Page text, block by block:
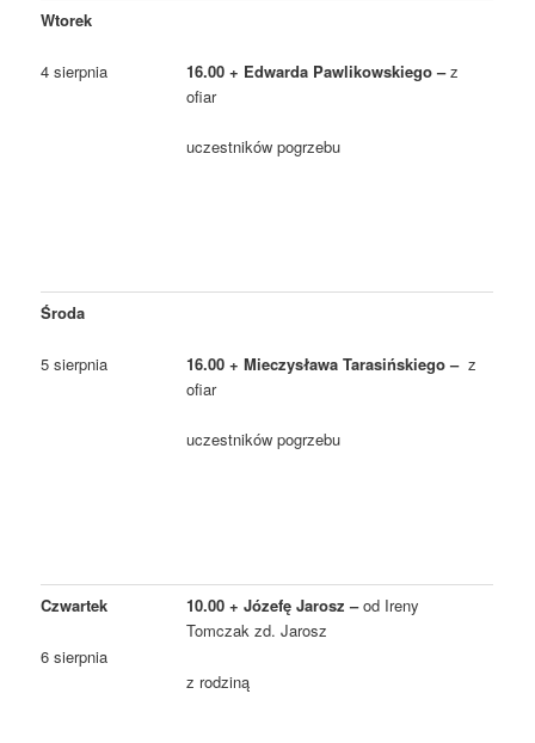
Wtorek
4 sierpnia 16.00 + Edwarda Pawlikowskiego –z
ofiar
uczestników pogrzebu
Środa
5 sierpnia 16.00 + Mieczysława Tarasińskiego –z
ofiar
uczestników pogrzebu
Czwartek
6 sierpnia
10.00 + Józefę Jarosz –od Ireny
Tomczak zd. Jarosz
z rodziną